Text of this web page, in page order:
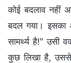
कोई बदलाव नहीं
बदल गया। इसका
सामर्थ्य है!" उसी
कुछ लिखा है,